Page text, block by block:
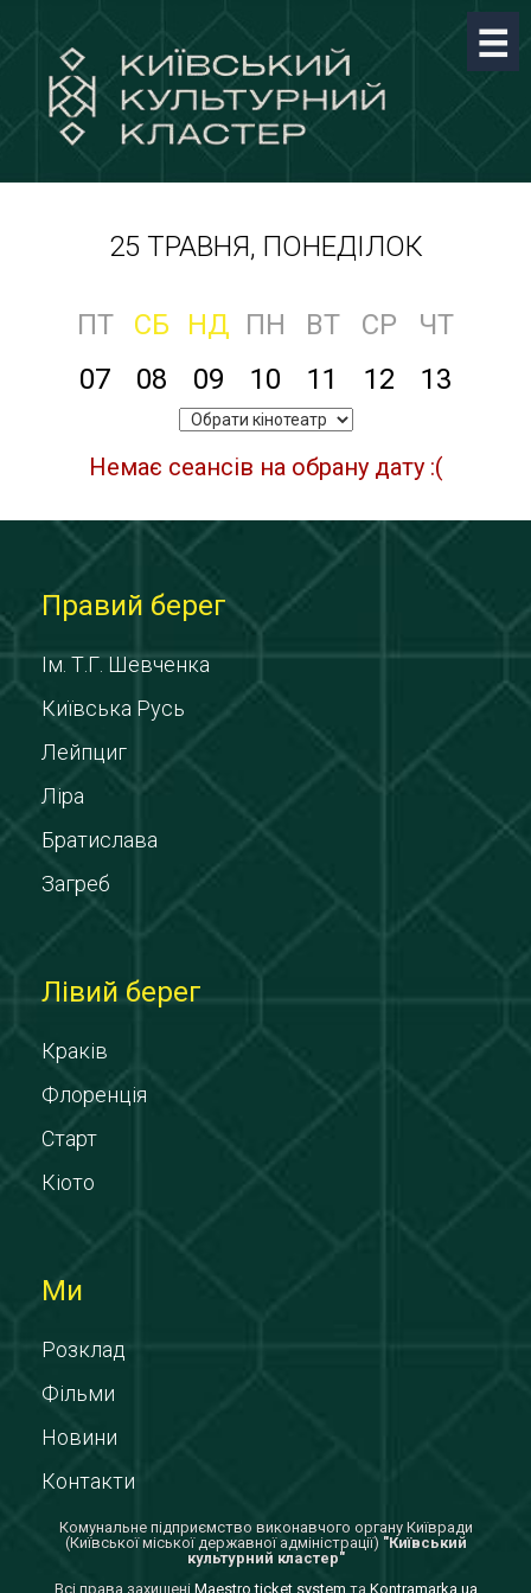
25 ТРАВНЯ, ПОНЕДІЛОК
ПТ СБ НД ПН ВТ СР
ЧТ
07
08 09 10 11 12 13
Немає сеансів на обрану дату :(
Правий берег
Ім. Т.Г. Шевченка
Київська Русь
Лейпциг
Ліра
Братислава
Загреб
Лівий берег
Краків
Флоренція
Старт
Кіото
Ми
Розклад
Фільми
Новини
Контакти
Комунальне підприємство виконавчого органу Київради
(Київської міської державної адміністрації) "Київський
культурний кластер"
Всi права захищенi Maestro ticket system та Kontramarka.ua